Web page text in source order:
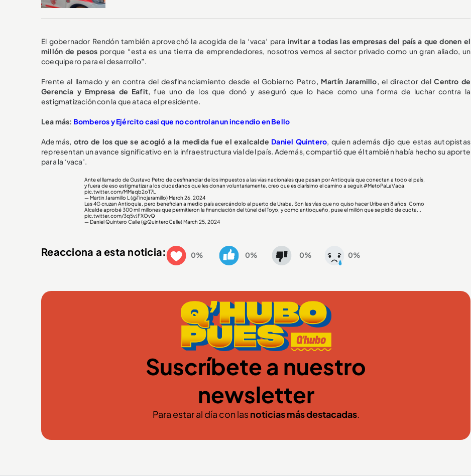
El gobernador Rendón también aprovechó la acogida de la ‘vaca’ para invitar a todas las empresas del país a que donen el
millón de pesos porque “esta es una tierra de emprendedores, nosotros vemos al sector privado como un gran aliado, un
coequipero para el desarrollo”.
Frente al llamado y en contra del desfinanciamiento desde el Gobierno Petro, Martín Jaramillo, el director delCentro de
Gerencia y Empresa de Eafit, fue uno de los que donó y aseguró que lo hace como una forma de luchar contra la
estigmatización con la que ataca el presidente.
Lea más: Bomberos y Ejército casi que no controlan un incendio en Bello
Además, otro de los que se acogió a la medida fue el exalcalde Daniel Quintero, quien además dijo que estas autopistas
representan un avance significativo en la infraestructura vial del país. Además, compartió que él también había hecho su aporte
para la ‘vaca’.
Ante el llamado de Gustavo Petro de desfinanciar de los impuestos a las vías nacionales que pasan por Antioquia que conectan a todo el país,
y fuera de eso estigmatizar a los ciudadanos que les donan voluntariamente, creo que es clarísimo el camino a seguir.#MetoPaLaVaca
pic.twitter.com/MMaqb2oT7L
— Martin Jaramillo L (@Tinojaramillo)March 26, 2024
Las 4G cruzan Antioquia, pero benefician a medio país acercándolo al puerto de Uraba. Son las vías que no quiso hacer Uribe en 8 años. Como
Alcalde aprobé 300 mil millones que permitieron la financiación del túnel del Toyo, y como antioqueño, puse el millón que se pidió de cuota...
pic.twitter.com/3q5vJFXOvQ
— Daniel Quintero Calle (@QuinteroCalle)March 25, 2024
Reacciona a esta noticia: 0% 0% 0% 0%
Suscríbete a nuestro
newsletter
Para estar al día con lasnoticias más destacadas.